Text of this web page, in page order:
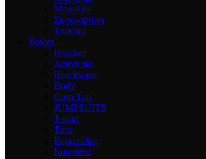
Μπρελόκ
Σκουλαρίκια
Τσάντες
Ρούχα
Hoodies
Active set
Beachwear
Body
Crop Top
JUMPSUITS
T-shirt
Tops
Βερμούδες
Καφτάνια